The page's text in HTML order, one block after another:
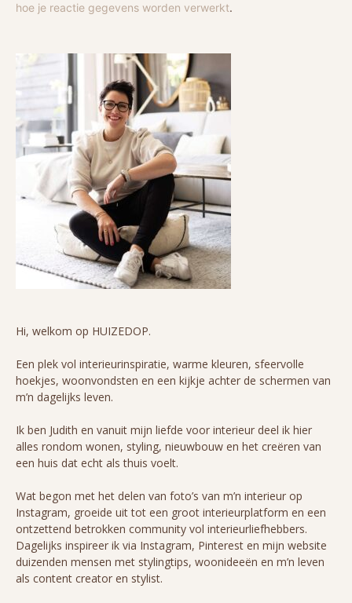
hoe je reactie gegevens worden verwerkt.
Hi, welkom op HUIZEDOP.
Een plek vol interieurinspiratie, warme kleuren, sfeervolle
hoekjes, woonvondsten en een kijkje achter de schermen van
m’n dagelijks leven.
Ik ben Judith en vanuit mijn liefde voor interieur deel ik hier
alles rondom wonen, styling, nieuwbouw en het creëren van
een huis dat echt als thuis voelt.
Wat begon met het delen van foto’s van m’n interieur op
Instagram, groeide uit tot een groot interieurplatform en een
ontzettend betrokken community vol interieurliefhebbers.
Dagelijks inspireer ik via Instagram, Pinterest en mijn website
duizenden mensen met stylingtips, woonideeën en m’n leven
als content creator en stylist.